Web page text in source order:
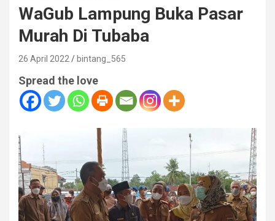
WaGub Lampung Buka Pasar
Murah Di Tubaba
26 April 2022 bintang_565
Spread the love